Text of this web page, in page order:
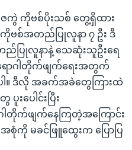
ဇကွဲ ကိုဗစ်ပိုးသစ် တွေ့ရှိထား
ဗစ်အတည်ပြုလူနာ ၇ ဦး ဒီ
ပြုလူနာနဲ့ သေဆုံးသူဦးရေ
ာဂါတိုက်ဖျက်ရေးအတွက်
။ ဒီလို အခက်အခဲတွေကြားထဲ
းပေါင်းပြီး
က်ဖျက်နေကြတဲ့အကြောင်း
မခင်ဖြူထွေးက ပြောပြ